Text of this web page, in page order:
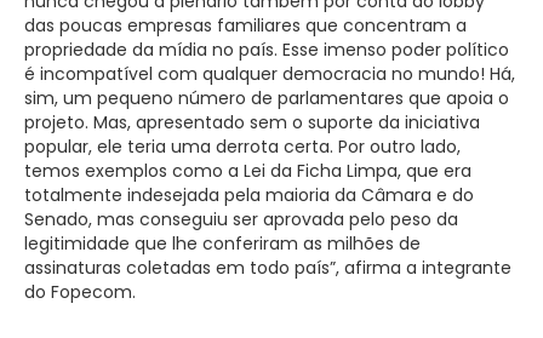
das poucas empresas familiares que concentram a
propriedade da mídia no país. Esse imenso poder político
é incompatível com qualquer democracia no mundo! Há,
sim, um pequeno número de parlamentares que apoia o
projeto. Mas, apresentado sem o suporte da iniciativa
popular, ele teria uma derrota certa. Por outro lado,
temos exemplos como a Lei da Ficha Limpa, que era
totalmente indesejada pela maioria da Câmara e do
Senado, mas conseguiu ser aprovada pelo peso da
legitimidade que lhe conferiram as milhões de
assinaturas coletadas em todo país”, afirma a integrante
do Fopecom.